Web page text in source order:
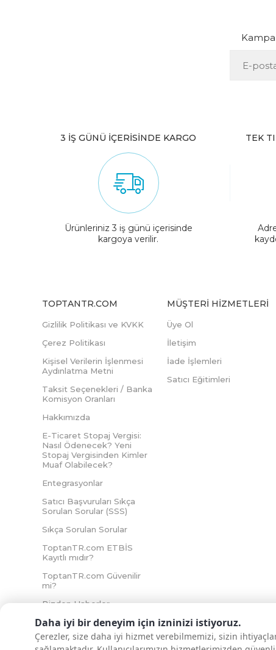
Daha iyi bir deneyim için izninizi istiyoruz.
Çerezler, size daha iyi hizmet verebilmemizi, sizin
3 İŞ GÜNÜ İÇERİSİNDE KARGO
Ürünleriniz 3 iş günü içerisinde
kargoya verilir.
TEK
TOPTANTR.COM
Gizlilik Politikası ve KVKK
Çerez Politikası
Kişisel Verilerin İşlenmesi
Aydınlatma Metni
Taksit Seçenekleri / Banka
Komisyon Oranları
Hakkımızda
E-Ticaret Stopaj Vergisi:
Nasıl Ödenecek? Yeni
Stopaj Vergisinden Kimler
Muaf Olabilecek?
Entegrasyonlar
Satıcı Başvuruları Sıkça
Sorulan Sorular (SSS)
Sıkça Sorulan Sorular
ToptanTR.com ETBİS
Kayıtlı mıdır?
ToptanTR.com Güvenilir
mi?
Bizden Haberler
MÜŞTERI HIZMETLERI
Üye Ol
İletişim
İade İşlemleri
Satıcı Eğitimleri